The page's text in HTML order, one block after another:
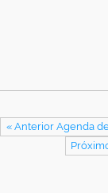
« Anterior Agenda